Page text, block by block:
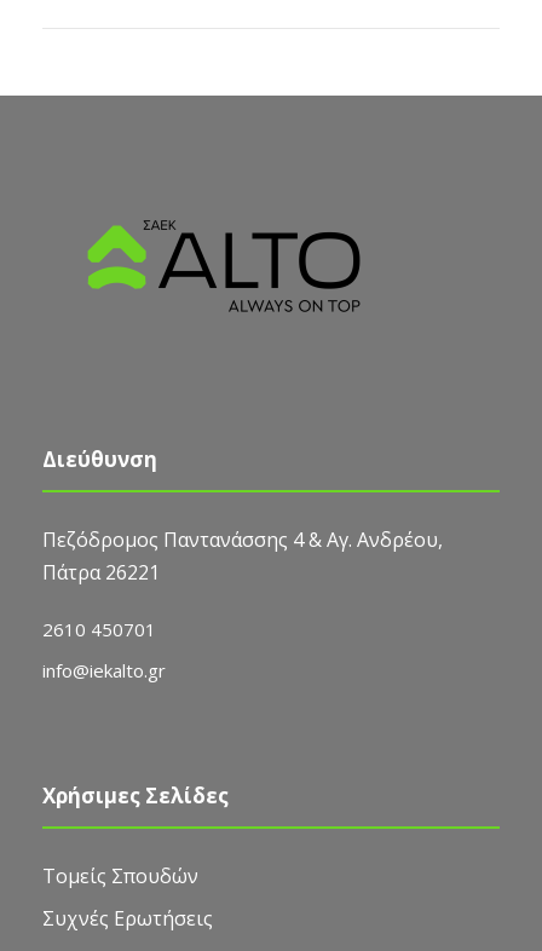
Διεύθυνση
Πεζόδρομος Παντανάσσης 4 & Αγ. Ανδρέου,
Πάτρα 26221
2610 450701
info@iekalto.gr
Χρήσιμες Σελίδες
Τομείς Σπουδών
Συχνές Ερωτήσεις